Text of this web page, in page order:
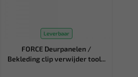
Leverbaar
FORCE Deurpanelen /
Bekleding clip verwijder tool...